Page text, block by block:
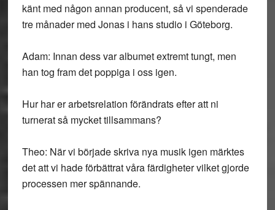
känt med någon annan producent, så vi spenderade
tre månader med Jonas i hans studio i Göteborg.
Adam: Innan dess var albumet extremt tungt, men
han tog fram det poppiga i oss igen.
Hur har er arbetsrelation förändrats efter att ni
turnerat så mycket tillsammans?
Theo: När vi började skriva nya musik igen märktes
det att vi hade förbättrat våra färdigheter vilket gjorde
processen mer spännande.